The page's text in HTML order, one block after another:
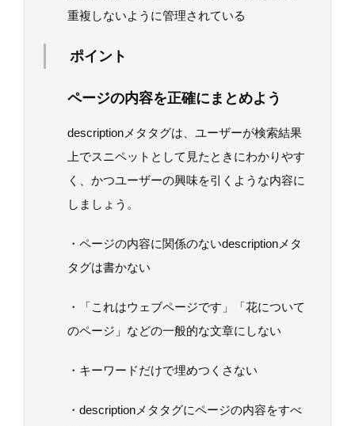
重複しないように管理されている
ポイント
ページの内容を正確にまとめよう
descriptionメタタグは、ユーザーが検索結果
上でスニペットとして見たときにわかりやす
く、かつユーザーの興味を引くような内容に
しましょう。
・ページの内容に関係のないdescriptionメタ
タグは書かない
・「これはウェブページです」「花について
のページ」などの一般的な文章にしない
・キーワードだけで埋めつくさない
・descriptionメタタグにページの内容をすべ